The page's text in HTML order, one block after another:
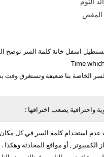
المغص
اسفل خانة كلمة السر توضح
Time
الخاصة بنا ضعيفة وتستغرق وقت
واحترافية يصعب اختراقها :
عدم استخدام كلمة السر في كل
الكمبيوتر , أو مواقع المحادثة وهكذا .